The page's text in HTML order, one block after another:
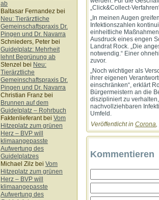
ab
Baltasar Fernandez bei
Neu: Tierärztliche
Gemeinschaftspraxis Dr.
Pingen und Dr. Navarra
Schnieders, Peter bei
Guidelplatz: Mehrheit
lehnt Begrünung ab
Stenzel bei Neu:
Tierärztliche
Gemeinschaftspraxis Dr.
Pingen und Dr. Navarra
Christian Franz bei
Brunnen auf dem
Guidelplatz – Rohrbuch
Faktenlieferantbei Vom
Hitzeplatz zum grünen
Herz – BVP will
klimaangepasste
Aufwertung des
Guidelplatzes
Michael Zilz bei Vom
Hitzeplatz zum grünen
Herz – BVP will
klimaangepasste
Aufwertung des
„Click&Collect-
„In meinen Augen
Infektionszahlen
einheitliche
Ausdruck eines engen
Landrat Rock. „Die
notwendig.“ Einer
zuvor.
„Noch wichtiger als
ihrer eigenen
einschränken“, erklärt
Bürgermeistern an die
diszipliniert zu
nachvollziehbaren
Umfeld.
Veröffentlicht in Corona,
Kommentieren